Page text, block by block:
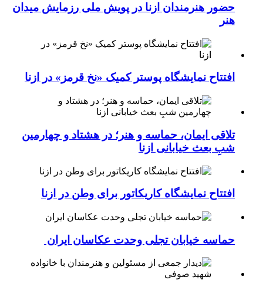
حضور هنرمندان ازنا در پویش ملی رزمایش میدان
هنر
افتتاح نمایشگاه پوستر کمیک «نخ قرمز» در ازنا
تلاقی ایمان، حماسه و هنر؛ در هشتاد و چهارمین
شبِ بعث خیابانی ازنا
افتتاح نمایشگاه کاریکاتور برای وطن در ازنا
حماسه خیابان تجلی وحدت عکاسان ایران